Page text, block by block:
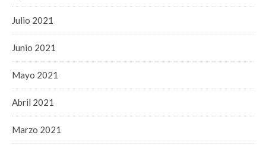
Julio 2021
Junio 2021
Mayo 2021
Abril 2021
Marzo 2021